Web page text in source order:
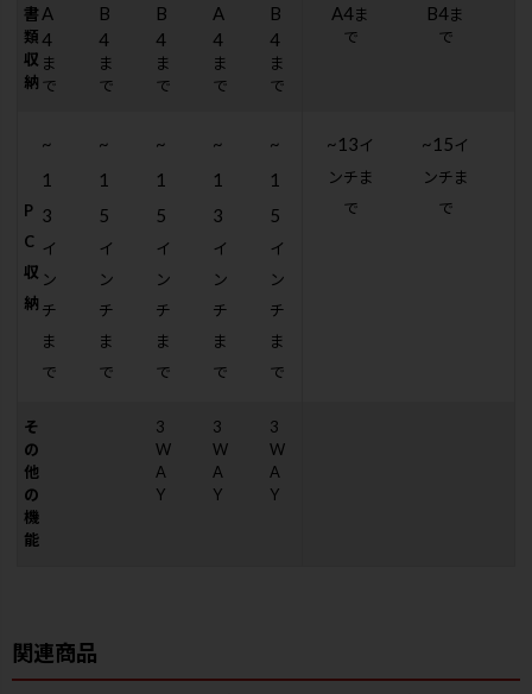
書
類
収
納
A
4
ま
で
B
4
ま
で
B
4
ま
で
A
4
ま
で
B
4
ま
で
A4ま
で
B4ま
で
P
C
収
納
~
1
3
イ
ン
チ
ま
で
~
1
5
イ
ン
チ
ま
で
~
1
5
イ
ン
チ
ま
で
~
1
3
イ
ン
チ
ま
で
~
1
5
イ
ン
チ
ま
で
~13イ
ンチま
で
~15イ
ンチま
で
そ
の
他
の
機
能
3
W
A
Y
3
W
A
Y
3
W
A
Y